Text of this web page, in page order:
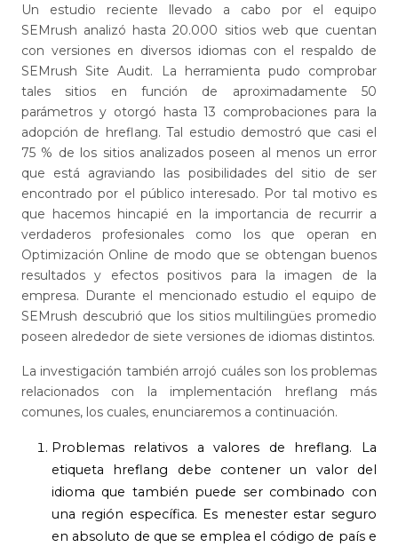
Un estudio reciente llevado a cabo por el equipo
SEMrush analizó hasta 20.000 sitios web que cuentan
con versiones en diversos idiomas con el respaldo de
SEMrush Site Audit. La herramienta pudo comprobar
tales sitios en función de aproximadamente 50
parámetros y otorgó hasta 13 comprobaciones para la
adopción de hreflang. Tal estudio demostró que casi el
75 % de los sitios analizados poseen al menos un error
que está agraviando las posibilidades del sitio de ser
encontrado por el público interesado. Por tal motivo es
que hacemos hincapié en la importancia de recurrir a
verdaderos profesionales como los que operan en
Optimización Online de modo que se obtengan buenos
resultados y efectos positivos para la imagen de la
empresa. Durante el mencionado estudio el equipo de
SEMrush descubrió que los sitios multilingües promedio
poseen alrededor de siete versiones de idiomas distintos.
La investigación también arrojó cuáles son los problemas
relacionados con la implementación hreflang más
comunes, los cuales, enunciaremos a continuación.
Problemas relativos a valores de hreflang. La
etiqueta hreflang debe contener un valor del
idioma que también puede ser combinado con
una región específica. Es menester estar seguro
en absoluto de que se emplea el código de país e